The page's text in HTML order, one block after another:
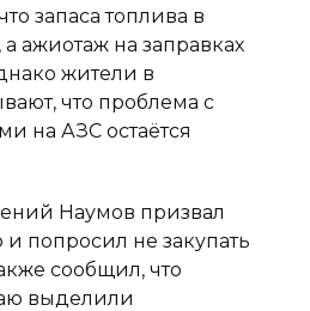
запаса топлива в
ажиотаж на заправках
жители в
что проблема с
на АЗС остаётся
Наумов призвал
попросил не закупать
сообщил, что
выделили